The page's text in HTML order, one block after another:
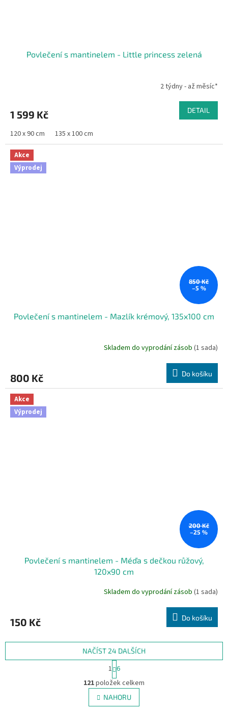
Povlečení s mantinelem - Little princess zelená
2 týdny - až měsíc*
1 599 Kč DETAIL
120 x 90 cm 135 x 100 cm
Akce
Výprodej
850 Kč
–5 %
Povlečení s mantinelem - Mazlík krémový, 135x100 cm
Skladem do vyprodání zásob (1 sada)
800 Kč Do košíku
Akce
Výprodej
200 Kč
–25 %
Povlečení s mantinelem - Méďa s dečkou růžový,
120x90 cm
Skladem do vyprodání zásob (1 sada)
150 Kč Do košíku
O
v
l
á
NAČÍST 24 DALŠÍCH
S
t
r
á
n
k
1 6
121položek celkem
NAHORU